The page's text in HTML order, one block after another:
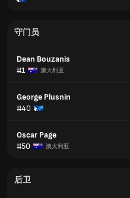
守门员
Dean Bouzanis
#1
澳大利亚
George Plusnin
#40
Oscar Page
#50
澳大利亚
后卫